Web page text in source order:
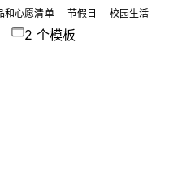
和心愿清单 节假日 校园生活
2 个模板